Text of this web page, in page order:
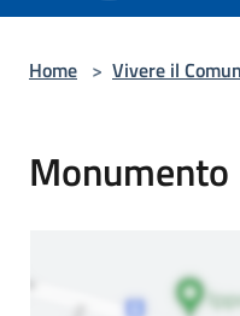
Home > Vivere il
Monumento